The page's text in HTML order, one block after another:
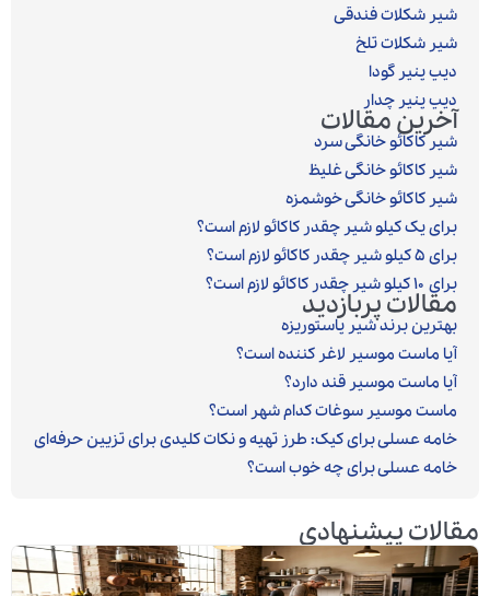
شیر شکلات فندقی
شیر شکلات تلخ
دیپ پنیر گودا
دیپ پنیر چدار
آخرین مقالات
شیر کاکائو خانگی سرد
شیر کاکائو خانگی غلیظ
شیر کاکائو خانگی خوشمزه
برای یک کیلو شیر چقدر کاکائو لازم است؟
برای ۵ کیلو شیر چقدر کاکائو لازم است؟
برای ۱۰ کیلو شیر چقدر کاکائو لازم است؟
مقالات پربازدید
بهترین برند شیر پاستوریزه
آیا ماست موسیر لاغر کننده است؟
آیا ماست موسیر قند دارد؟
ماست موسیر سوغات کدام شهر است؟
خامه عسلی برای کیک: طرز تهیه و نکات کلیدی برای تزیین حرفه‌ای
خامه عسلی برای چه خوب است؟
مقالات پیشنهادی